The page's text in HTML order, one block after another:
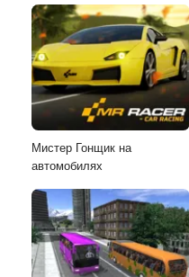
Мистер Гонщик на
автомобилях